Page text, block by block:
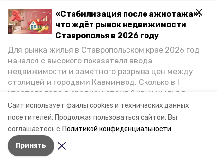
Сайт использует файлы cookies и технических данных
посетителей. Продолжая пользоваться сайтом, Вы
соглашаетесь с Политикой конфиденциальности
Принять
«Стабилизация после ажиотажа»:
что ждёт рынок недвижимости
Ставрополья в 2026 году
Для рынка жилья в Ставропольском крае 2026 год
начался с высокого показателя ввода
недвижимости и заметного разрыва цен между
столицей и городами Кавминвод. Сколько в I
квартале года в среднем стоит 1 кв. м жилья в
городах и округах региона, как изменился спрос на
первичку и вторичку, какова себестоимость
стройки собственного жилья в этом году и какие
прогнозы о стоимости квадратных метров дают
эксперты, выясняла корреспондент «Победы26».
скидочных сертификатов, которые
предлагают организаторы. Мой личный
совет парам — не надо экономить. Когда
пытаются сделать что-то подешевле, это
зачастую сказывается на качестве услуг
и портит праздник. Однако сэкономить
25 — 30 процентов от общей суммы
можно, если поменять дату на будний
день», — поделился Илья Стельмахов.
Авторы: Мила Гень